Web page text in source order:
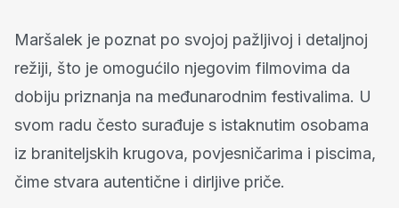
Maršalek je poznat po svojoj pažljivoj i detaljnoj
režiji, što je omogućilo njegovim filmovima da
dobiju priznanja na međunarodnim festivalima. U
svom radu često surađuje s istaknutim osobama
iz braniteljskih krugova, povjesničarima i piscima,
čime stvara autentične i dirljive priče.